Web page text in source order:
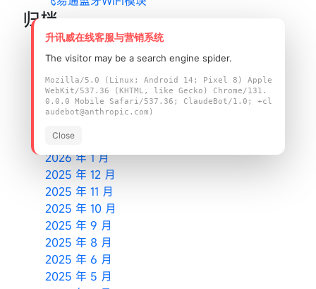
归档
2026 年 8 月
2026 年 7 月
2026 年 6 月
2026 年 5 月
2026 年 4 月
2026 年 2 月
2026 年 1 月
2025 年 12 月
2025 年 11 月
2025 年 10 月
2025 年 9 月
2025 年 8 月
2025 年 6 月
2025 年 5 月
升讯威在线客服与营销系统
The visitor may be a search engine spider.
Mozilla/5.0 (Linux; Android 14; Pixel 8) Apple
WebKit/537.36 (KHTML, like Gecko) Chrome/131.
0.0.0 Mobile Safari/537.36; ClaudeBot/1.0; +cl
audebot@anthropic.com)
Close